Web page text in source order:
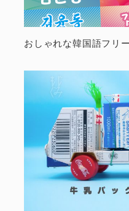
おしゃれな韓国語フリ